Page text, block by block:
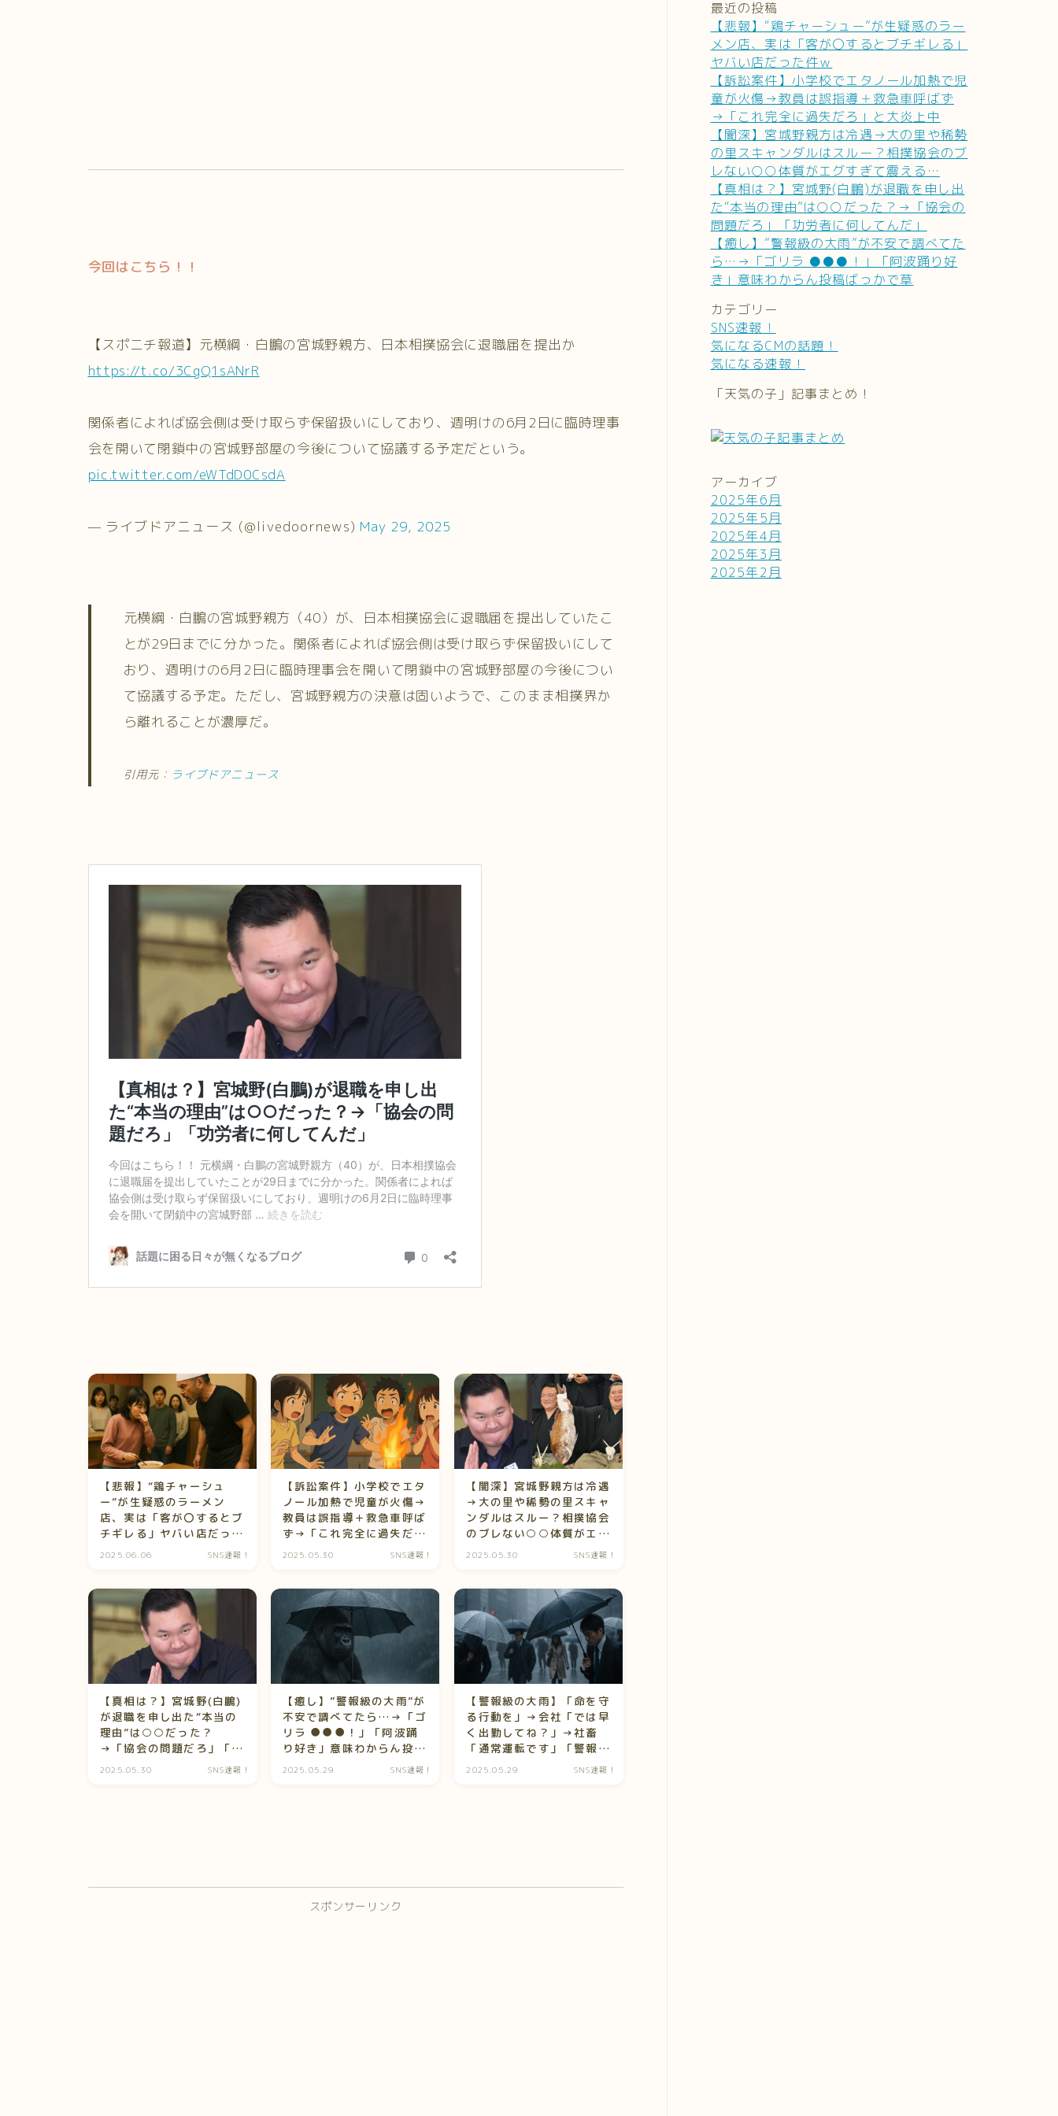
今回はこちら！！
【スポニチ報道】元横綱・白鵬の宮城野親方、日本相撲協会に退職届を提出か
https://t.co/3CgQ1sANrR
関係者によれば協会側は受け取らず保留扱いにしており、週明けの6月2日に臨時理事
会を開いて閉鎖中の宮城野部屋の今後について協議する予定だという。
pic.twitter.com/eWTdD0CsdA
— ライブドアニュース (@livedoornews) May 29, 2025
元横綱・白鵬の宮城野親方（40）が、日本相撲協会に退職届を提出していたこ
とが29日までに分かった。関係者によれば協会側は受け取らず保留扱いにして
おり、週明けの6月2日に臨時理事会を開いて閉鎖中の宮城野部屋の今後につい
て協議する予定。ただし、宮城野親方の決意は固いようで、このまま相撲界か
ら離れることが濃厚だ。
引用元： ライブドアニュース
【悲報】“鶏チャーシュ
ー”が生疑惑のラーメン
店、実は「客が〇するとブ
チギレる」ヤバい店だった
件ｗ
2025.06.06 SNS速報！
【訴訟案件】小学校でエタ
ノール加熱で児童が火傷→
教員は誤指導＋救急車呼ば
ず→「これ完全に過失だ
ろ」と大炎上中
2025.05.30 SNS速報！
【闇深】宮城野親方は冷遇
→大の里や稀勢の里スキャ
ンダルはスルー？相撲協会
のブレない○○体質がエグ
すぎて震える…
2025.05.30 SNS速報！
【真相は？】宮城野(白鵬)
が退職を申し出た“本当の
理由”は○○だった？
→「協会の問題だろ」「功
労者に何してんだ」
2025.05.30 SNS速報！
【癒し】”警報級の大雨”が
不安で調べてたら…→「ゴ
リラ ●●●！」「阿波踊
り好き」意味わからん投稿
ばっかで草
2025.05.29 SNS速報！
【警報級の大雨】「命を守
る行動を」→会社「では早
く出勤してね？」→社畜
「通常運転です」「警報関
係ないです(ﾆｯｺﾘ)」
2025.05.29 SNS速報！
スポンサーリンク
最近の投稿
【悲報】“鶏チャーシュー”が生疑惑のラー
メン店、実は「客が〇するとブチギレる」
ヤバい店だった件ｗ
【訴訟案件】小学校でエタノール加熱で児
童が火傷→教員は誤指導＋救急車呼ばず
→「これ完全に過失だろ」と大炎上中
【闇深】宮城野親方は冷遇→大の里や稀勢
の里スキャンダルはスルー？相撲協会のブ
レない○○体質がエグすぎて震える…
【真相は？】宮城野(白鵬)が退職を申し出
た“本当の理由”は○○だった？→「協会の
問題だろ」「功労者に何してんだ」
【癒し】”警報級の大雨”が不安で調べてた
ら…→「ゴリラ ●●●！」「阿波踊り好
き」意味わからん投稿ばっかで草
カテゴリー
SNS速報！
気になるCMの話題！
気になる速報！
「天気の子」記事まとめ！
アーカイブ
2025年6月
2025年5月
2025年4月
2025年3月
2025年2月